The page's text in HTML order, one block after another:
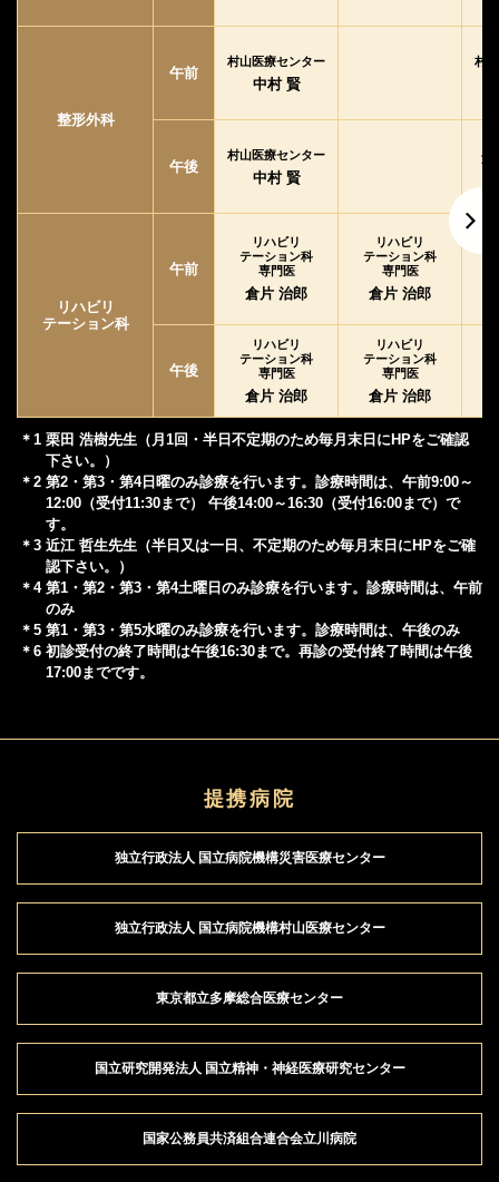
整形外科
午前
村山医療センター
中村 賢
村
午後
村山医療センター
中村 賢
済
リハビリ
テーション科
午前
リハビリ
テーション科
専門医
倉片 治郎
リハビリ
テーション科
専門医
倉片 治郎
午後
リハビリ
テーション科
専門医
倉片 治郎
リハビリ
テーション科
専門医
倉片 治郎
＊1 栗田 浩樹先生（月1回・半日不定期のため毎月末日にHPをご確認
下さい。）
＊2 第2・第3・第4日曜のみ診療を行います。診療時間は、午前9:00～
12:00（受付11:30まで） 午後14:00～16:30（受付16:00まで）で
す。
＊3 近江 哲生先生（半日又は一日、不定期のため毎月末日にHPをご確
認下さい。）
＊4 第1・第2・第3・第4土曜日のみ診療を行います。診療時間は、午前
のみ
＊5 第1・第3・第5水曜のみ診療を行います。診療時間は、午後のみ
＊6 初診受付の終了時間は午後16:30まで。再診の受付終了時間は午後
17:00までです。
提携病院
独立行政法人 国立病院機構災害医療センター
独立行政法人 国立病院機構村山医療センター
東京都立多摩総合医療センター
国立研究開発法人 国立精神・神経医療研究センター
国家公務員共済組合連合会立川病院